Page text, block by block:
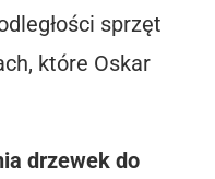
sprzęt
które Oskar
drzewek do